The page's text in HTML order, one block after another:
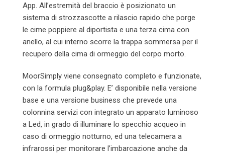
App. All’estremità del braccio è posizionato un
sistema di strozzascotte a rilascio rapido che porge
le cime poppiere al diportista e una terza cima con
anello, al cui interno scorre la trappa sommersa per il
recupero della cima di ormeggio del corpo morto.
MoorSimply viene consegnato completo e funzionate,
con la formula plug&play. E’ disponibile nella versione
base e una versione business che prevede una
colonnina servizi con integrato un apparato luminoso
a Led, in grado di illuminare lo specchio acqueo in
caso di ormeggio notturno, ed una telecamera a
infrarossi per monitorare l’imbarcazione anche da